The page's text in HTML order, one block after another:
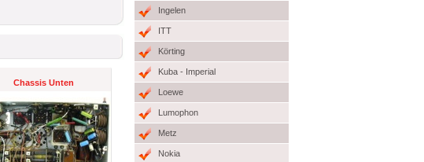
Chassis Unten
Ingelen
ITT
Körting
Kuba - Imperial
Loewe
Lumophon
Metz
Nokia